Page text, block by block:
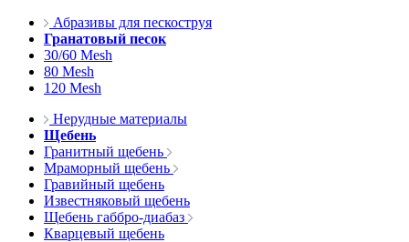
Абразивы для пескоструя
Гранатовый песок
30/60 Mesh
80 Mesh
120 Mesh
Нерудные материалы
Щебень
Гранитный щебень
Мраморный щебень
Гравийный щебень
Известняковый щебень
Щебень габбро-диабаз
Кварцевый щебень